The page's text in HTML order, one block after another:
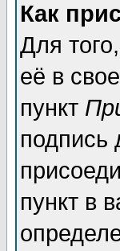
Как
Для
её в
пункт
подпись
пункт в